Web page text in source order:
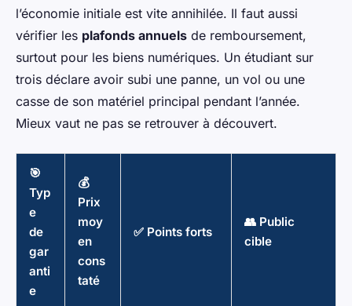
l’économie initiale est vite annihilée. Il faut aussi
vérifier les plafonds annuels de remboursement,
surtout pour les biens numériques. Un étudiant sur
trois déclare avoir subi une panne, un vol ou une
casse de son matériel principal pendant l’année.
Mieux vaut ne pas se retrouver à découvert.
🎯
Typ
e
de
gar
anti
e
💰
Prix
moy
en
cons
taté
✅ Points forts
👥 Public
cible